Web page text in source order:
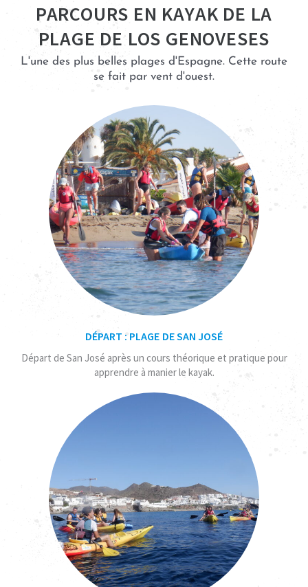
PARCOURS EN KAYAK DE LA
PLAGE DE LOS GENOVESES
L'une des plus belles plages d'Espagne. Cette route
se fait par vent d'ouest.
DÉPART : PLAGE DE SAN JOSÉ
Départ de San José après un cours théorique et pratique pour
apprendre à manier le kayak.